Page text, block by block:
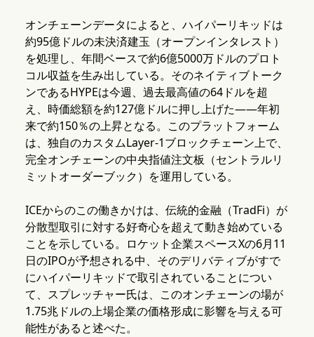
オンチェーンデータによると、ハイパーリキッドは
約95億ドルの未決済建玉（オープンインタレスト）
を処理し、年間ベースで約6億5000万ドルのプロト
コル収益を生み出している。そのネイティブトーク
ンであるHYPEは今週、過去最高値の64ドルを超
え、時価総額を約127億ドルに押し上げた——年初
来で約150％の上昇となる。このプラットフォーム
は、独自のカスタムLayer-1ブロックチェーン上で、
完全オンチェーンの中央指値注文板（セントラルリ
ミットオーダーブック）を運用している。
ICEからのこの働きかけは、伝統的金融（TradFi）が
分散型取引に対する好奇心を超えて動き始めている
ことを示している。ロケット企業スペースXの6月11
日のIPOが予想される中、そのデリバティブがすで
にハイパーリキッドで取引されていることについ
て、スプレッチャー氏は、このオンチェーンの場が
1.75兆ドルの上場企業の価格形成に影響を与える可
能性があると述べた。